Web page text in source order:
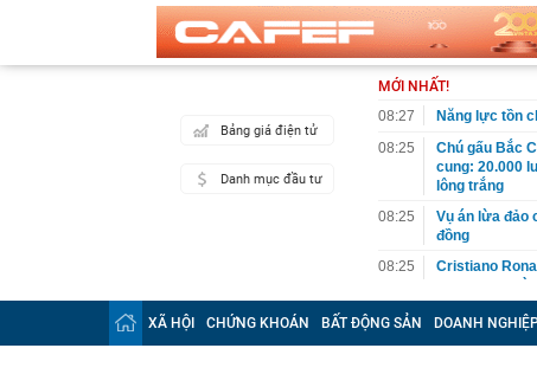
Bảng giá điện tử
Danh mục đầu tư
MỚI NHẤT!
08:27
Năng lực tồn
08:25
Chú gấu Bắc
cung: 20.000
lông trắng
08:25
Vụ án lừa đảo
đồng
08:25
Cristiano
08:12
Vĩnh Long chi
08:12
Căn nhà ở
XÃ HỘI CHỨNG KHOÁN BẤT ĐỘNG SẢN DOANH